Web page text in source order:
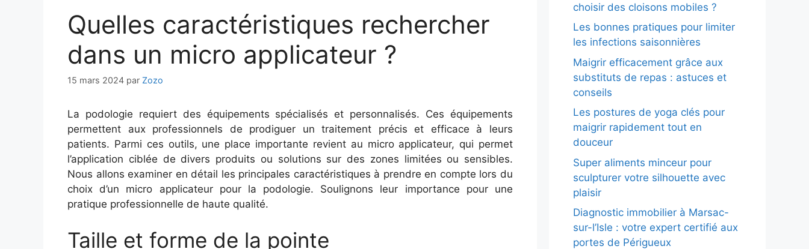
Quelles caractéristiques rechercher
dans un micro applicateur ?
15 mars 2024 par Zozo
La podologie requiert des équipements spécialisés et personnalisés. Ces équipements
permettent aux professionnels de prodiguer un traitement précis et efficace à leurs
patients. Parmi ces outils, une place importante revient au micro applicateur, qui permet
l’application ciblée de divers produits ou solutions sur des zones limitées ou sensibles.
Nous allons examiner en détail les principales caractéristiques à prendre en compte lors du
choix d’un micro applicateur pour la podologie. Soulignons leur importance pour une
pratique professionnelle de haute qualité.
Taille et forme de la pointe
choisir des cloisons mobiles ?
Les bonnes pratiques pour limiter
les infections saisonnières
Maigrir efficacement grâce aux
substituts de repas : astuces et
conseils
Les postures de yoga clés pour
maigrir rapidement tout en
douceur
Super aliments minceur pour
sculpturer votre silhouette avec
plaisir
Diagnostic immobilier à Marsac-
sur-l’Isle : votre expert certifié aux
portes de Périgueux